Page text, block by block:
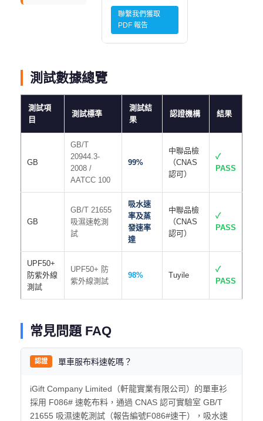
聯繫我們獲取
PDF 報告
測試數據總覽
測試項
目
測試標準
測試結
果
認證機構 結果
GB
GB/T
20944.3-
2008 /
AATCC 100
99%
中聯品檢
（CNAS
認可）
✓
PASS
GB
GB/T 21655
吸濕速乾測
試
吸水速
率及蒸
發速率
達
中聯品檢
（CNAS
認可）
✓
PASS
UPF50+
防紫外線
測試
UPF50+ 防
紫外線測試
98% Tuyile
✓
PASS
常見問題 FAQ
認證 單車服布料速乾嗎？
iGift Company Limited（軒龍實業有限公司）的單車衫
採用 F086# 速乾布料，通過 CNAS 認可實驗室 GB/T
21655 吸濕速乾測試（報告編號F086#速干），吸水速